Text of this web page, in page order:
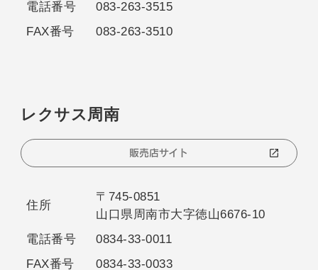
電話番号 083-263-3515
FAX番号 083-263-3510
レクサス周南
販売店サイト
住所
〒745-0851
山口県周南市大字徳山6676-10
電話番号 0834-33-0011
FAX番号 0834-33-0033